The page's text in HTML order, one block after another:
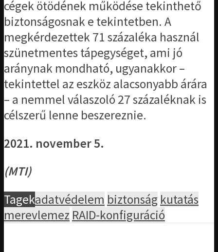
cégek ötödének működése tekinthető
biztonságosnak e tekintetben. A
megkérdezettek 71 százaléka használ
szünetmentes tápegységet, ami jó
aránynak mondható, ugyanakkor –
tekintettel az eszköz alacsonyabb árára
– a nemmel válaszoló 27 százaléknak is
célszerű lenne beszereznie.
2021. november 5.
(MTI)
Tagekadatvédelem biztonság kutatás
merevlemez RAID-konfiguráció